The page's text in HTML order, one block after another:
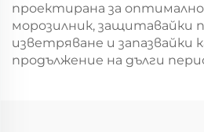
проектирана за оптимално
морозилник, защитавайки
изветряване и запазвайки
продължение на дълги